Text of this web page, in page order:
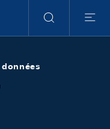
RechercheMenu